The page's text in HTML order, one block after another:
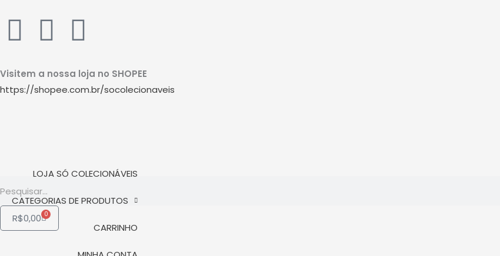
paraW
h
a
a
p
p
I
s
g
r
a
Y
o
u
b
e
Visitem a nossa loja no SHOPEE
https://shopee.com.br/socolecionaveis
LOJA SÓ COLECIONÁVEIS
CATEGORIAS DE PRODUTOS
CARRINHO
R$0,00 0
Carrinho